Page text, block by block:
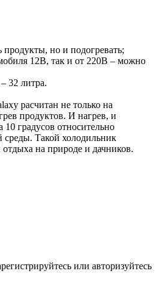
но и подогревать;
12В, так и от 220В – можно
32 литра.
расчитан не только на
продуктов. И нагрев, и
градусов относительно
Такой холодильник
на природе и дачников.
или авторизуйтесь